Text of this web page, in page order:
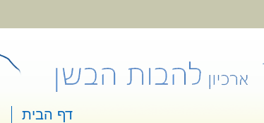
דף הבית